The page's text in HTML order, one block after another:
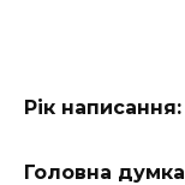
Рік написання:
Головна думка